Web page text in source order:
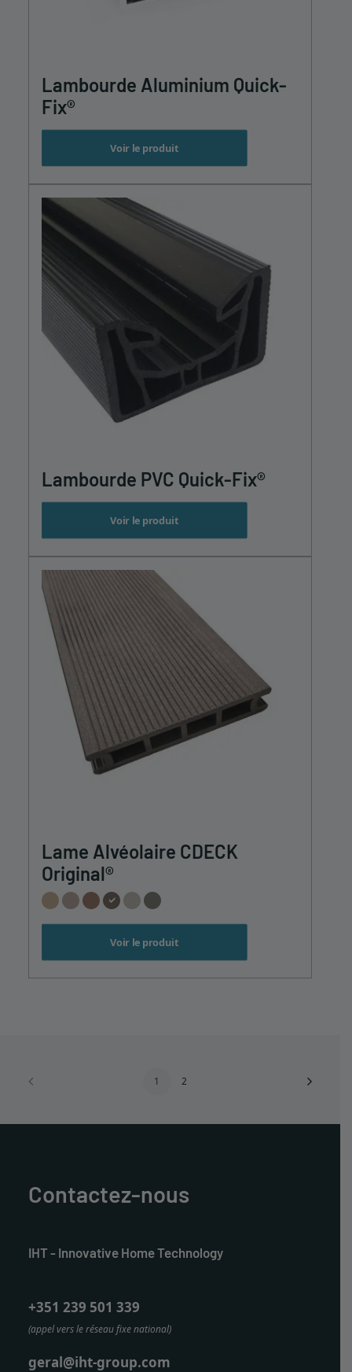
Lambourde Aluminium Quick-
Fix®
Voir le produit
Lambourde PVC Quick-Fix®
Voir le produit
produit
a
plusieurs
variations.
Les
options
être
choisies
Lame Alvéolaire CDECK
Original®
Voir le produit
1 2
Contactez-nous
IHT - Innovative Home Technology
+351 239 501 339
(appel vers le réseau fixe national)
geral@iht-group.com